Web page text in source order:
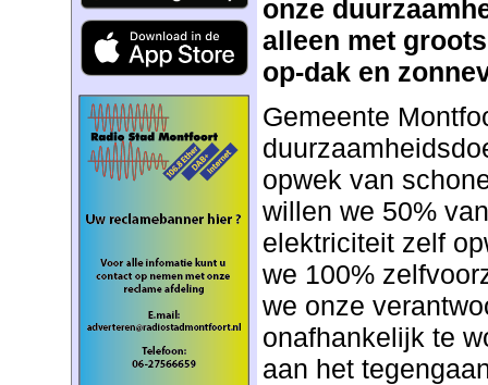
onze
alleen met
op-dak en
Gemeente
opwek van
willen we 50%
elektriciteit zelf
we 100%
we onze
onafhankelijk te
aan het